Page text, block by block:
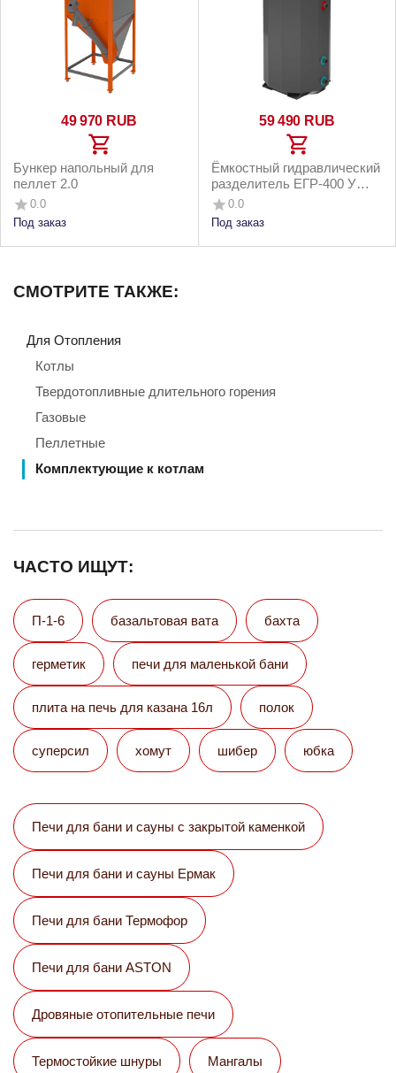
49 970 RUB
Бункер напольный для
пеллет 2.0
0.0
Под заказ
59 490 RUB
Ёмкостный гидравлический
разделитель ЕГР-400 У
(2.0)0.0
Под заказ
СМОТРИТЕ ТАКЖЕ:
Для Отопления
Котлы
Твердотопливные длительного горения
Газовые
Пеллетные
Комплектующие к котлам
ЧАСТО ИЩУТ:
П-1-6 базальтовая вата бахта
герметик печи для маленькой бани
плита на печь для казана 16л полок
суперсил хомут шибер юбка
Печи для бани и сауны с закрытой каменкой
Печи для бани и сауны Eрмак
Печи для бани Термофор
Печи для бани ASTON
Дровяные отопительные печи
Термостойкие шнуры Мангалы